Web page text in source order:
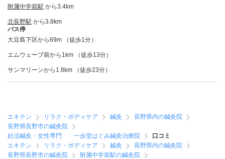
附属中学前駅 から3.4km
北長野駅 から3.8km
バス停
大豆島下区から69m （徒歩1分）
エムウェーブ前から1km （徒歩13分）
サンマリーンから1.8km （徒歩23分）
エキテン リラク・ボディケア 鍼灸
長野県内の鍼灸院
長野県長野市の鍼灸院
妊活鍼灸・女性専門 一歩堂はぐみ鍼灸治療院
口コミ
エキテン
リラク・ボディケア 鍼灸
長野県内の鍼灸院
長野県長野市の鍼灸院
附属中学前駅の鍼灸院